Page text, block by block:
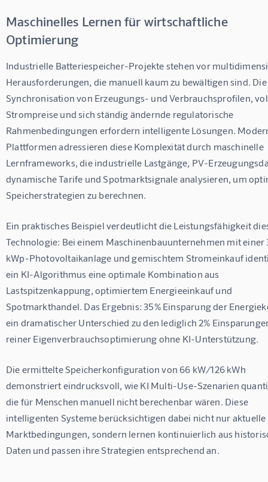
Maschinelles Lernen für wirtschaftliche
Optimierung
Industrielle Batteriespeicher-Projekte stehen vor
Herausforderungen, die manuell kaum zu bewältigen sind.
Synchronisation von Erzeugungs- und Verbrauchsprofilen,
Strompreise und sich ständig ändernde regulatorische
Rahmenbedingungen erfordern intelligente Lösungen.
Plattformen adressieren diese Komplexität durch maschinelle
Lernframeworks, die industrielle Lastgänge, PV-
dynamische Tarife und Spotmarktsignale analysieren, um
Speicherstrategien zu berechnen.
Ein praktisches Beispiel verdeutlicht die Leistungsfähigkeit
Technologie: Bei einem Maschinenbauunternehmen mit
kWp-Photovoltaikanlage und gemischtem Stromeinkauf
ein KI-Algorithmus eine optimale Kombination aus
Lastspitzenkappung, optimiertem Energieeinkauf und
Spotmarkthandel. Das Ergebnis: 35% Einsparung der
ein dramatischer Unterschied zu den lediglich 2%
reiner Eigenverbrauchsoptimierung ohne KI-Unterstützung.
Die ermittelte Speicherkonfiguration von 66 kW/126 kWh
demonstriert eindrucksvoll, wie KI Multi-Use-Szenarien
die für Menschen manuell nicht berechenbar wären. Diese
intelligenten Systeme berücksichtigen dabei nicht nur aktuelle
Marktbedingungen, sondern lernen kontinuierlich aus
Daten und passen ihre Strategien entsprechend an.